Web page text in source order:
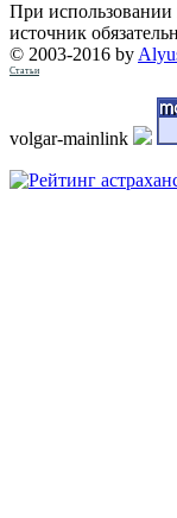
При использовании
источник
© 2003-2016 by
Статьи
volgar-mainlink